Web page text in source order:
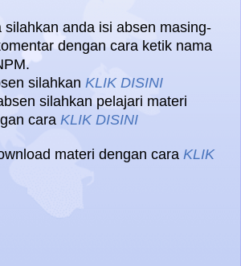
silahkan anda isi absen masing-
dengan cara ketik nama
silahkan KLIK DISINI
silahkan pelajari materi
cara KLIK DISINI
materi dengan cara KLIK